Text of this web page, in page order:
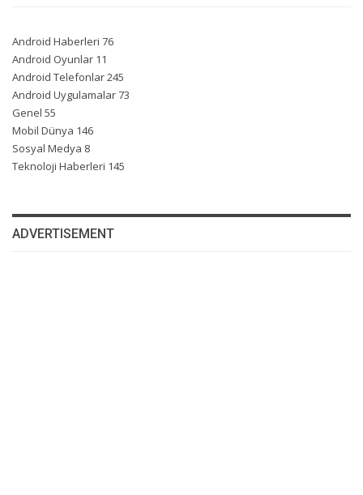
Android Haberleri 76
Android Oyunlar 11
Android Telefonlar245
Android Uygulamalar73
Genel 55
Mobil Dünya 146
Sosyal Medya 8
Teknoloji Haberleri 145
ADVERTISEMENT